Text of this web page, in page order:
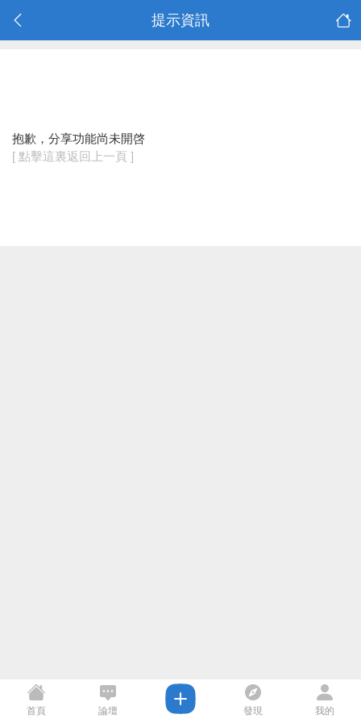
提示資訊
抱歉，分享功能尚未開啓
[ 點擊這裏返回上一頁 ]
首頁 論壇 發現 我的